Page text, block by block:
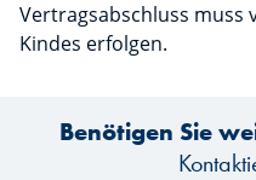
Vertragsabschluss muss
Kindes erfolgen.
Benötigen Sie